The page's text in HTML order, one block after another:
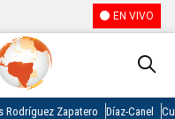
EN VIVO
Rodríguez Zapatero Díaz-Canel